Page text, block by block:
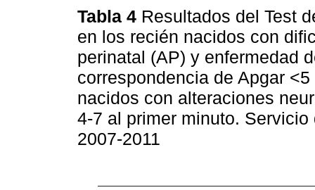
Tabla 4 Resultados del Test
en los recién nacidos con
perinatal (AP) y enfermedad
correspondencia de Apgar
nacidos con alteraciones
4-7 al primer minuto.
2007-2011